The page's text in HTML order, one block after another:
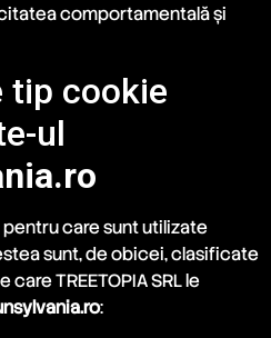
comportamentală și
tip cookie
ul
care sunt utilizate
sunt, de obicei, clasificate
TREETOPIA SRL le
: